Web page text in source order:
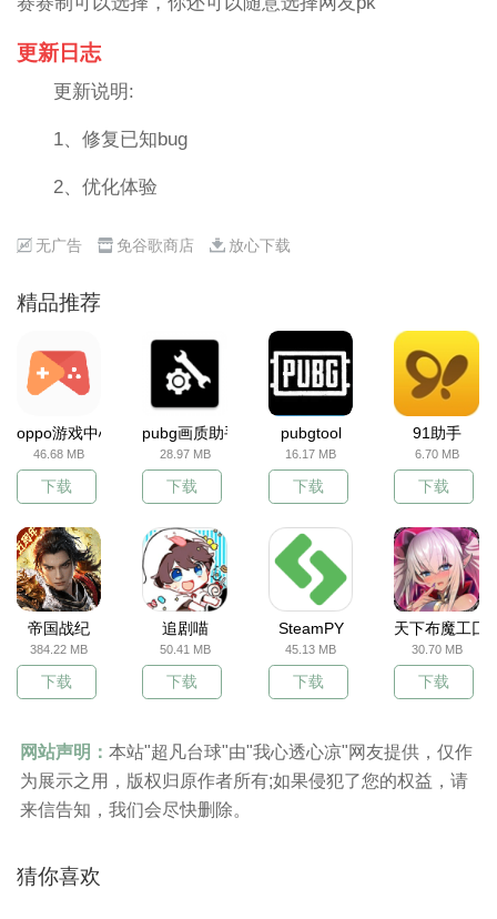
更新日志
更新说明:
1、修复已知bug
2、优化体验
无广告 免谷歌商店 放心下载
精品推荐
oppo游戏中心
46.68 MB
下载
pubg画质助手
28.97 MB
下载
pubgtool
16.17 MB
下载
91助手
6.70 MB
下载
帝国战纪
384.22 MB
下载
追剧喵
50.41 MB
下载
SteamPY
45.13 MB
下载
天下布魔工囗
30.70 MB
下载
网站声明： 本站"超凡台球"由"我心透心凉"网友提供，仅作
为展示之用，版权归原作者所有;如果侵犯了您的权益，请
来信告知，我们会尽快删除。
猜你喜欢